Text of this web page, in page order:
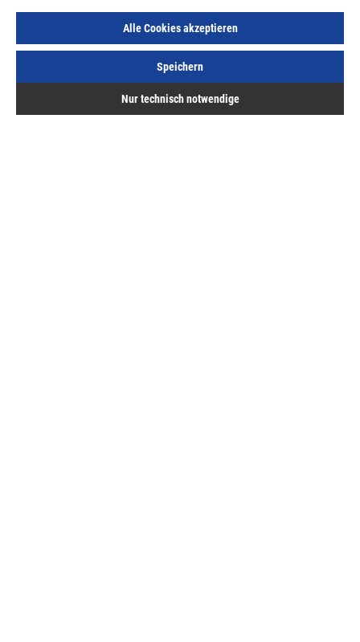
Alle Cookies akzeptieren
Speichern
Nur technisch notwendige